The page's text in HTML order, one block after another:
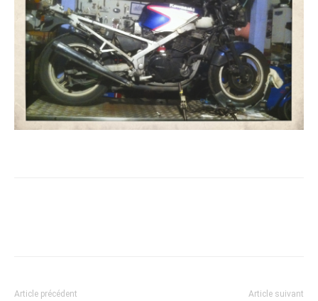
Article précédent Article suivant